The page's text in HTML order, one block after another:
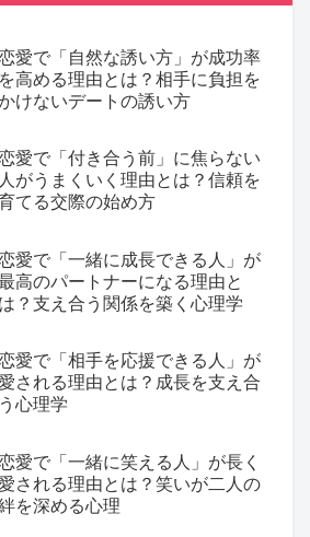
愛で「自然な誘い方」が成功率
を高める理由とは？相手に負担を
けないデートの誘い方
愛で「付き合う前」に焦らない
人がうまくいく理由とは？信頼を
てる交際の始め方
愛で「一緒に成長できる人」が
高のパートナーになる理由と
は？支え合う関係を築く心理学
愛で「相手を応援できる人」が
される理由とは？成長を支え合
う心理学
愛で「一緒に笑える人」が長く
される理由とは？笑いが二人の
を深める心理